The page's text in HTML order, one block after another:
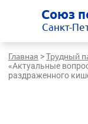
Союз
Санкт-
Главная >Трудный
«Актуальные
раздраженного